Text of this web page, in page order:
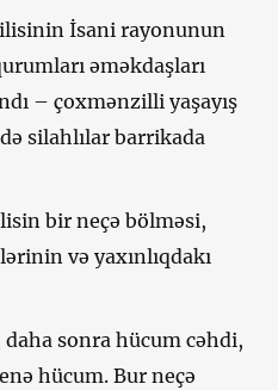
İsani rayonunun
əməkdaşları
– çoxmənzilli yaşayış
silahlılar barrikada
bir neçə bölməsi,
və yaxınlıqdakı
daha sonra hücum cəhdi,
hücum. Bur neçə